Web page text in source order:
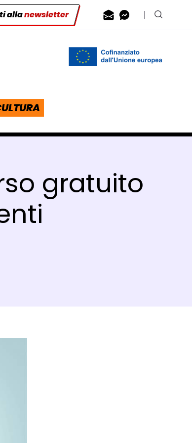
allanewsletter Contattaci via
Contattaci
Cerca
gratuito